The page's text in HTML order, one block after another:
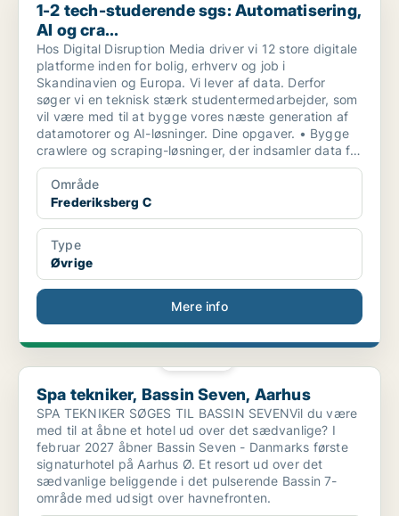
1-2 tech-studerende sgs: Automatisering,
AI og cra...
Hos Digital Disruption Media driver vi 12 store digitale
platforme inden for bolig, erhverv og job i
Skandinavien og Europa. Vi lever af data. Derfor
søger vi en teknisk stærk studentermedarbejder, som
vil være med til at bygge vores næste generation af
datamotorer og AI-løsninger. Dine opgaver. • Bygge
crawlere og scraping-løsninger, der indsamler data fra
nettet.
Område
Frederiksberg C
Type
Øvrige
Mere info
Spa tekniker, Bassin Seven, Aarhus
Spa tekniker, Bassin Seven, Aarhus
SPA TEKNIKER SØGES TIL BASSIN SEVENVil du være
med til at åbne et hotel ud over det sædvanlige? I
februar 2027 åbner Bassin Seven - Danmarks første
signaturhotel på Aarhus Ø. Et resort ud over det
sædvanlige beliggende i det pulserende Bassin 7-
område med udsigt over havnefronten.